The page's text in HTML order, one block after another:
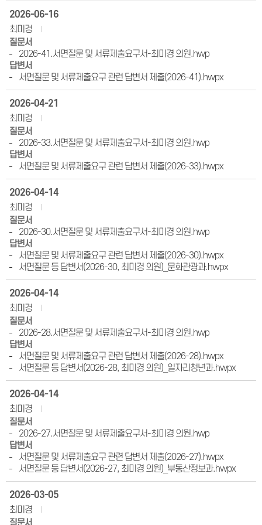
2026-06-16
최미경
질문서
2026-41.서면질문 및 서류제출요구서-최미경 의원.hwp
답변서
서면질문 및 서류제출요구 관련 답변서 제출(2026-41).hwpx
2026-04-21
최미경
질문서
2026-33.서면질문 및 서류제출요구서-최미경 의원.hwp
답변서
서면질문 및 서류제출요구 관련 답변서 제출(2026-33).hwpx
2026-04-14
최미경
질문서
2026-30.서면질문 및 서류제출요구서-최미경 의원.hwp
답변서
서면질문 및 서류제출요구 관련 답변서 제출(2026-30).hwpx
서면질문 등 답변서(2026-30, 최미경 의원)_문화관광과.hwpx
2026-04-14
최미경
질문서
2026-28.서면질문 및 서류제출요구서-최미경 의원.hwp
답변서
서면질문 및 서류제출요구 관련 답변서 제출(2026-28).hwpx
서면질문 등 답변서(2026-28, 최미경 의원)_일자리청년과.hwpx
2026-04-14
최미경
질문서
2026-27.서면질문 및 서류제출요구서-최미경 의원.hwp
답변서
서면질문 및 서류제출요구 관련 답변서 제출(2026-27).hwpx
서면질문 등 답변서(2026-27, 최미경 의원)_부동산정보과.hwpx
2026-03-05
최미경
질문서